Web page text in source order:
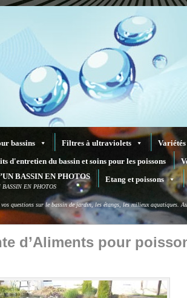
bassins Filtres à ultraviolets Variétés
d'entretien du bassin et soins pour les poissons
BASSIN EN PHOTOS
EN PHOTOS
Etang et poissons
questions sur le bassin de jardin, les étangs, les milieux aquatiques.
d’Aliments pour